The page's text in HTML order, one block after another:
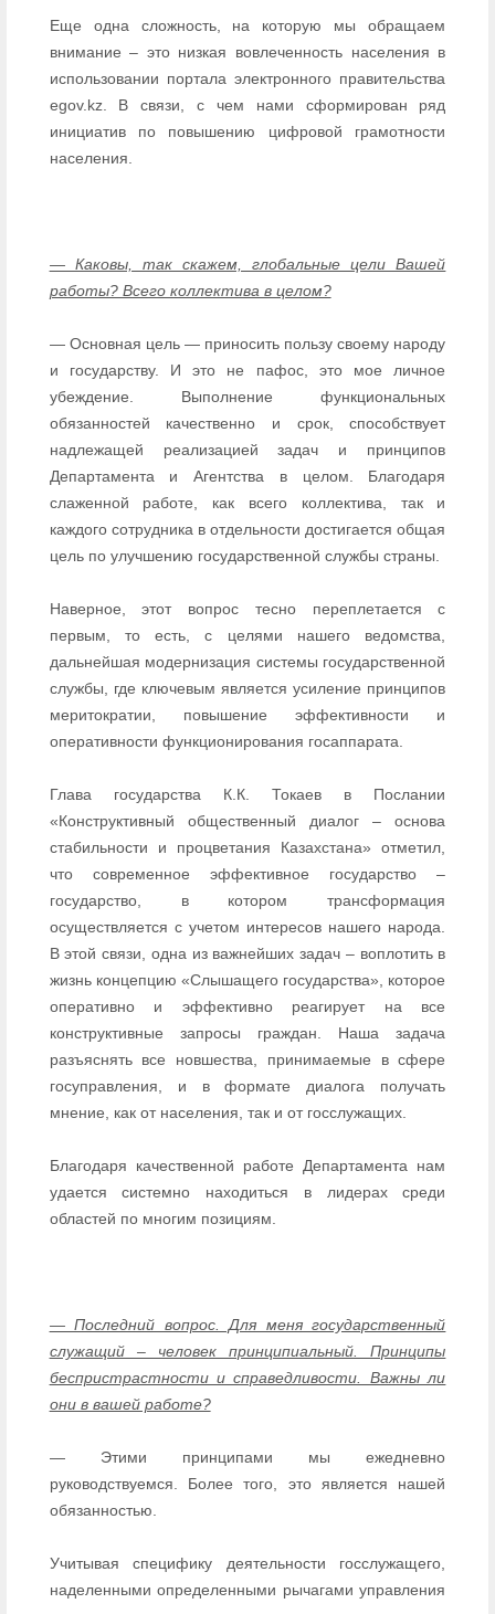
Еще одна сложность, на которую мы обращаем
внимание – это низкая вовлеченность населения в
использовании портала электронного правительства
egov.kz. В связи, с чем нами сформирован ряд
инициатив по повышению цифровой грамотности
населения.
— Каковы, так скажем, глобальные цели Вашей
работы? Всего коллектива в целом?
— Основная цель — приносить пользу своему народу
и государству. И это не пафос, это мое личное
убеждение. Выполнение функциональных
обязанностей качественно и срок, способствует
надлежащей реализацией задач и принципов
Департамента и Агентства в целом. Благодаря
слаженной работе, как всего коллектива, так и
каждого сотрудника в отдельности достигается общая
цель по улучшению государственной службы страны.
Наверное, этот вопрос тесно переплетается с
первым, то есть, с целями нашего ведомства,
дальнейшая модернизация системы государственной
службы, где ключевым является усиление принципов
меритократии, повышение эффективности и
оперативности функционирования госаппарата.
Глава государства К.К. Токаев в Послании
«Конструктивный общественный диалог – основа
стабильности и процветания Казахстана» отметил,
что современное эффективное государство –
государство, в котором трансформация
осуществляется с учетом интересов нашего народа.
В этой связи, одна из важнейших задач – воплотить в
жизнь концепцию «Слышащего государства», которое
оперативно и эффективно реагирует на все
конструктивные запросы граждан. Наша задача
разъяснять все новшества, принимаемые в сфере
госуправления, и в формате диалога получать
мнение, как от населения, так и от госслужащих.
Благодаря качественной работе Департамента нам
удается системно находиться в лидерах среди
областей по многим позициям.
— Последний вопрос. Для меня государственный
служащий – человек принципиальный. Принципы
беспристрастности и справедливости. Важны ли
они в вашей работе?
— Этими принципами мы ежедневно
руководствуемся. Более того, это является нашей
обязанностью.
Учитывая специфику деятельности госслужащего,
наделенными определенными рычагами управления